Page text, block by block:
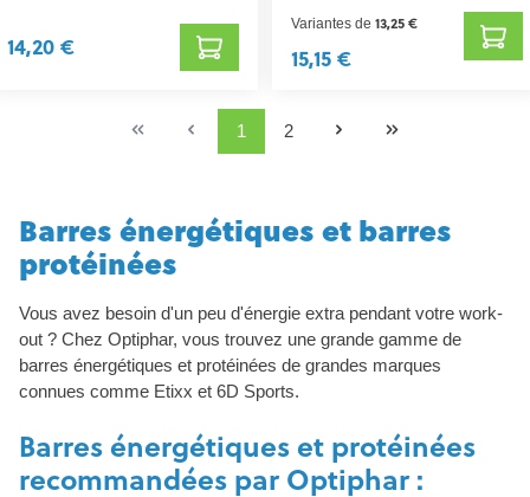
14,20 €
Variantes de13,25 €
15,15 €
1 2
Barres énergétiques et barres
protéinées
Vous avez besoin d'un peu d'énergie extra pendant votre work-
out ? Chez Optiphar, vous trouvez une grande gamme de
barres énergétiques et protéinées de grandes marques
connues comme Etixx et 6D Sports.
Barres énergétiques et protéinées
recommandées par Optiphar :